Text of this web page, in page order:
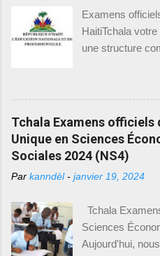
Education
Heure
Examens
HaitiTchala
une structure
ce qui a trait
officiels,
faire la
prenant soin de
en plus de ça,
de publier vos
basant sur le fait
ce moment,
officiels qui
quelques jours à
Tchala Examens officiels
Unique en Sciences
Sociales 2024 (NS4)
Par kanndèl - janvier 19, 2024
Tchala
Sciences
Aujourd'hui,